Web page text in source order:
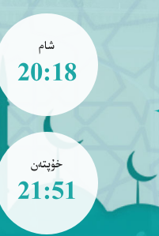
شام
20:18
خۇپتەن
21:51
إِنَّ ٱلَّذِينَ
إِنَّ ٱللَّهَ غَفُورٌ
يُخَالِفُونَ عَنْ
إِلَيْهِ